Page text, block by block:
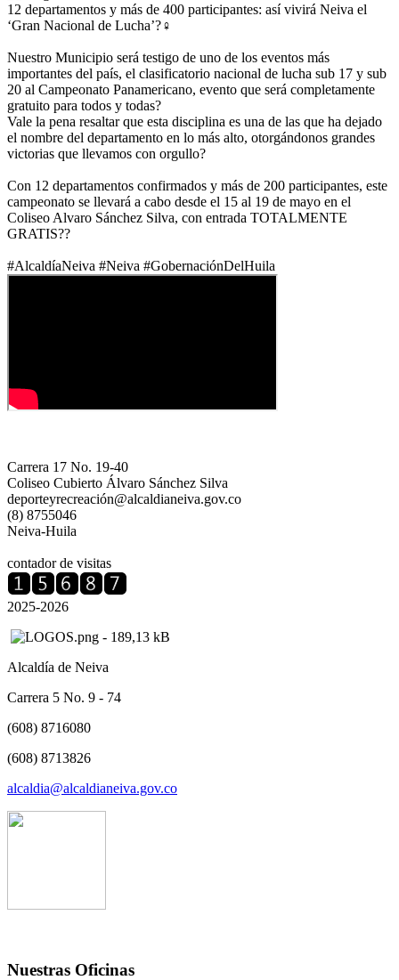
12 departamentos y más de 400 participantes: así vivirá Neiva el
‘Gran Nacional de Lucha’?‍♀️
Nuestro Municipio será testigo de uno de los eventos más
importantes del país, el clasificatorio nacional de lucha sub 17 y sub
20 al Campeonato Panamericano, evento que será completamente
gratuito para todos y todas?
Vale la pena resaltar que esta disciplina es una de las que ha dejado
el nombre del departamento en lo más alto, otorgándonos grandes
victorias que llevamos con orgullo?
Con 12 departamentos confirmados y más de 200 participantes, este
campeonato se llevará a cabo desde el 15 al 19 de mayo en el
Coliseo Alvaro Sánchez Silva, con entrada TOTALMENTE
GRATIS??
#AlcaldíaNeiva #Neiva #GobernaciónDelHuila
Carrera 17 No. 19-40
Coliseo Cubierto Álvaro Sánchez Silva
deporteyrecreación@alcaldianeiva.gov.co
(8) 8755046
Neiva-Huila
contador de visitas
2025-2026
Alcaldía de Neiva
Carrera 5 No. 9 - 74
(608) 8716080
(608) 8713826
alcaldia@alcaldianeiva.gov.co
Nuestras Oficinas